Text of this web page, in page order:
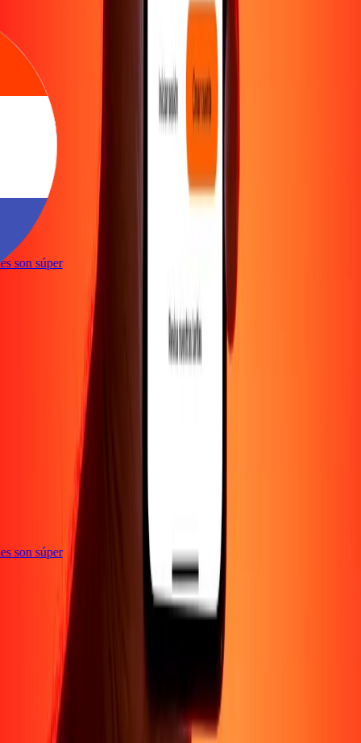
son súper
son súper
Blog Corporativo
Política de privacidad
Aviso de cookiesTérminos y